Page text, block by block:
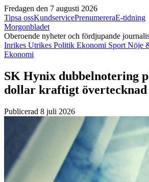
Fredagen den 7 augusti 2026
Tipsa ossKundservicePrenumereraE-tidning
Morgonbladet
Oberoende nyheter och fördjupande
Inrikes Utrikes Politik Ekonomi Sport Nöje
Ekonomi
SK Hynix dubbelnotering
dollar kraftigt övertecknad
Publicerad 8 juli 2026